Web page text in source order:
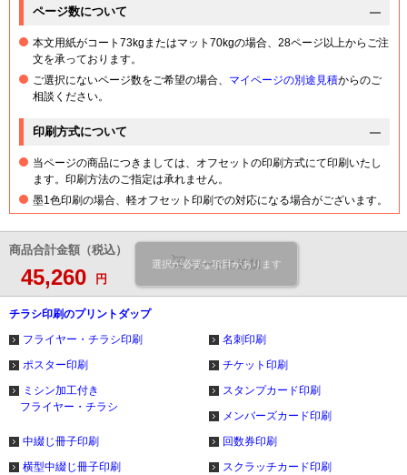
ページ数について
本文用紙がコート73kgまたはマット70kgの場合、28ページ以上からご注
文を承っております。
ご選択にないページ数をご希望の場合、 マイページの別途見積からのご
相談ください。
印刷方式について
当ページの商品につきましては、オフセットの印刷方式にて印刷いたし
ます。印刷方法のご指定は承れません。
墨1色印刷の場合、軽オフセット印刷での対応になる場合がございます。
商品合計金額（税込）
45,260 円
カートに追加
選択が必要な項目があります
チラシ印刷のプリントダップ
フライヤー・チラシ印刷
ポスター印刷
ミシン加工付き
フライヤー・チラシ
中綴じ冊子印刷
横型中綴じ冊子印刷
名刺印刷
チケット印刷
スタンプカード印刷
メンバーズカード印刷
回数券印刷
スクラッチカード印刷